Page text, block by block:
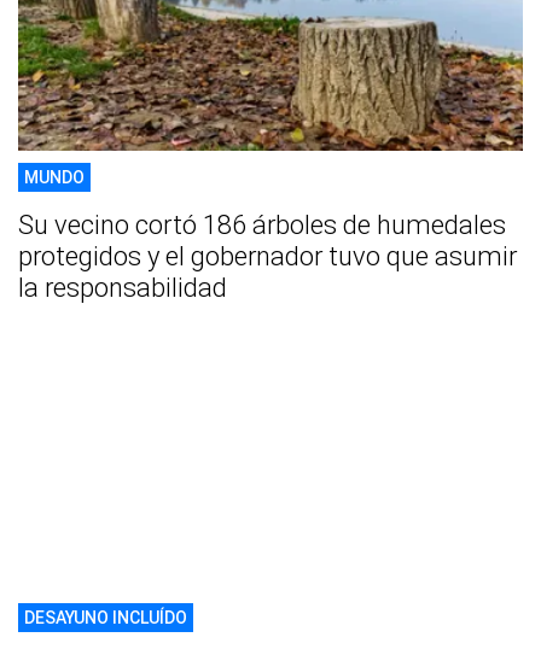
MUNDO
Su vecino cortó 186 árboles de humedales
protegidos y el gobernador tuvo que asumir
la responsabilidad
DESAYUNO INCLUÍDO